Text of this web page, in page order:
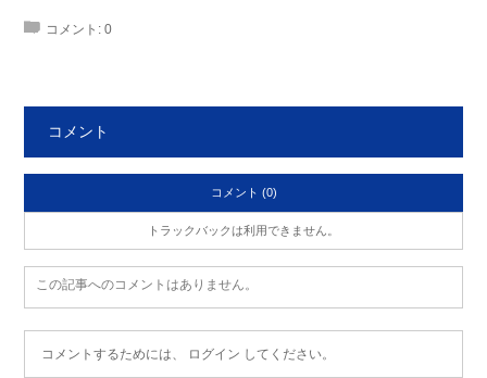
コメント: 0
コメント
コメント (0)
トラックバックは利用できません。
この記事へのコメントはありません。
コメントするためには、 ログイン してください。